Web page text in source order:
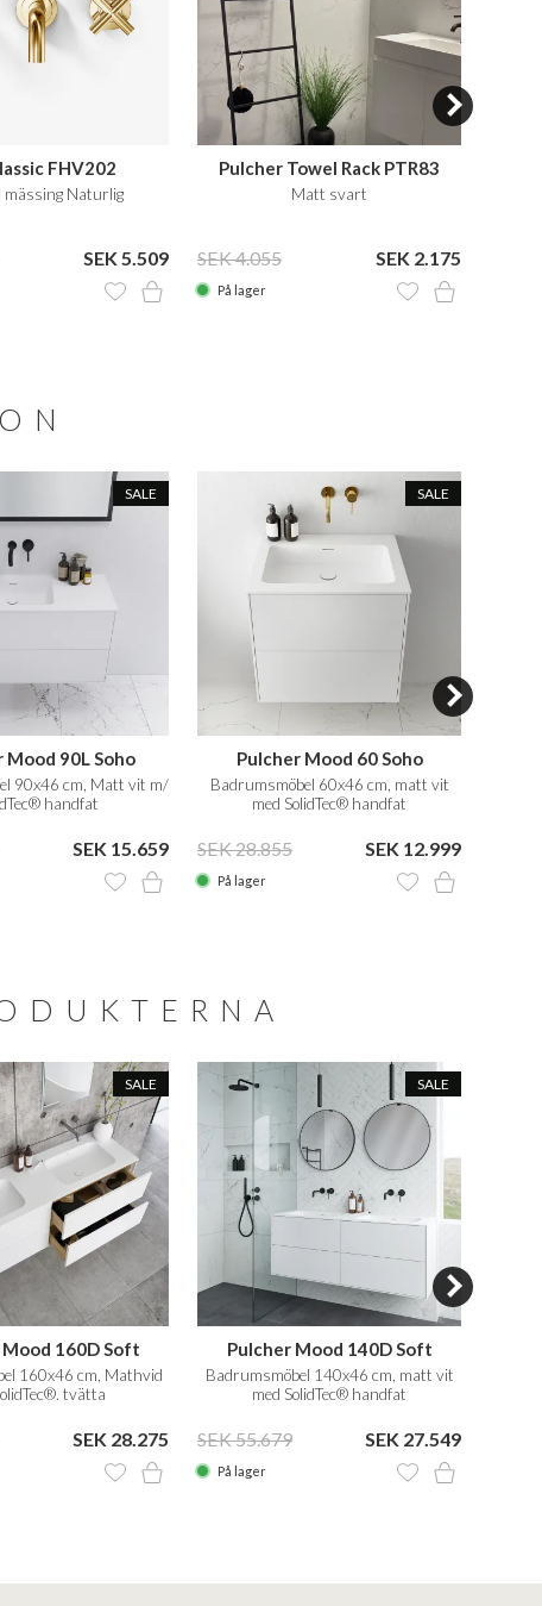
FHV202
mässing Naturlig
SEK 5.509
Pulcher Towel Rack PTR83
Matt svart
SEK 4.055 SEK 2.175
På lager
SALE
Mood 90L Soho
90x46 cm, Matt vit m/
handfat
SEK 15.659
SALE
Pulcher Mood 60 Soho
Badrumsmöbel 60x46 cm, matt vit
med SolidTec® handfat
SEK 28.855 SEK 12.999
På lager
SALE
160D Soft
160x46 cm, Mathvid
tvätta
SEK 28.275
SALE
Pulcher Mood 140D Soft
Badrumsmöbel 140x46 cm, matt vit
med SolidTec® handfat
SEK 55.679 SEK 27.549
På lager